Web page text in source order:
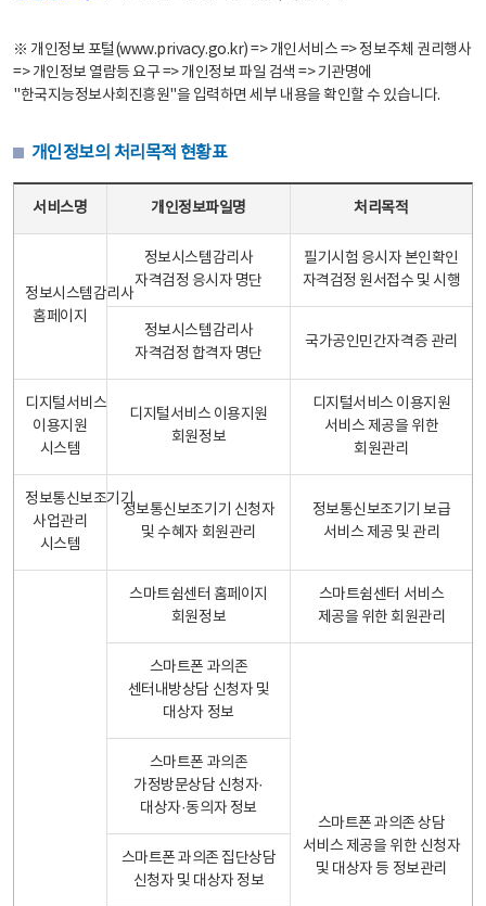
※ 개인정보 포털(www.privacy.go.kr) => 개인서비스 => 정보주체 권리행사
=> 개인정보 열람등 요구 => 개인정보 파일 검색 => 기관명에
"한국지능정보사회진흥원"을 입력하면 세부 내용을 확인할 수 있습니다.
개인정보의 처리목적 현황표
서비스명 개인정보파일명 처리목적
정보시스템감리사
홈페이지
정보시스템감리사
자격검정 응시자 명단
필기시험 응시자 본인확인
자격검정 원서접수 및 시행
정보시스템감리사
자격검정 합격자 명단
국가공인민간자격증 관리
디지털서비스
이용지원
시스템
디지털서비스 이용지원
회원정보
디지털서비스 이용지원
서비스 제공을 위한
회원관리
정보통신보조기기
사업관리
시스템
정보통신보조기기 신청자
및 수혜자 회원관리
정보통신보조기기 보급
서비스 제공 및 관리
스마트쉼센터 홈페이지
회원정보
스마트쉼센터 서비스
제공을 위한 회원관리
스마트폰 과의존
센터내방상담 신청자 및
대상자 정보
스마트폰 과의존 상담
서비스 제공을 위한 신청자
및 대상자 등 정보관리
스마트폰 과의존
가정방문상담 신청자·
대상자·동의자 정보
스마트폰 과의존 집단상담
신청자 및 대상자 정보